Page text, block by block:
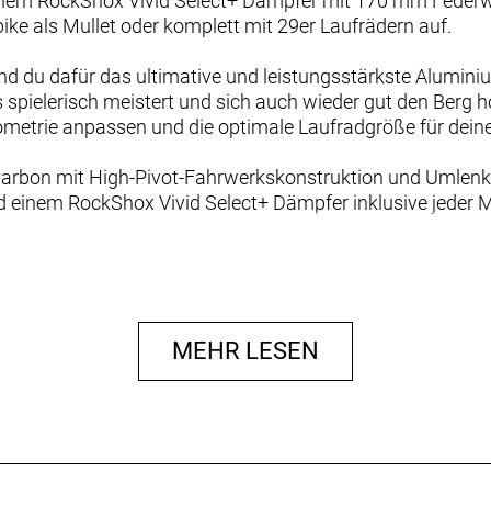
als Mullet oder komplett mit 29er Laufrädern auf.
du dafür das ultimative und leistungsstärkste
spielerisch meistert und sich auch wieder gut den Berg
anpassen und die optimale Laufradgröße für
mit High-Pivot-Fahrwerkskonstruktion und
RockShox Vivid Select+ Dämpfer inklusive jeder
deine Bedürfnisse abgestimmt werden. Damit steht dir
Slash Rahmenset sind dir bei der Ausstattung
Drehpunkt sorgt auf anspruchsvollen Abfahrten für
MEHR LESEN